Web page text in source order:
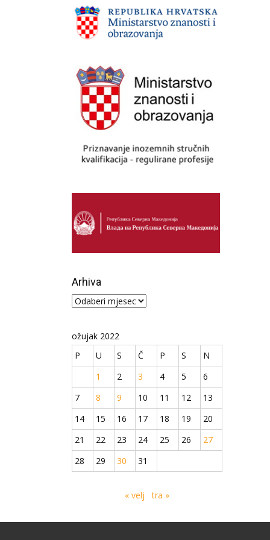
Arhiva
Arhiva
ožujak 2022
P
U S Č P S
N
1
2 3 4 5
6
7
8 9 10 11 12
13
14
15 16 17 18 19
20
21
22 23 24 25 26
27
28
29 30 31
« velj tra »